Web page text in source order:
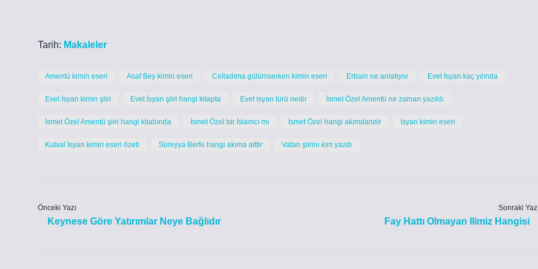
Tarih: Makaleler
Amentü kimin eseri Asaf Bey kimin eseri Celladıma gülümserken kimin eseri Erbain ne anlatıyor Evet İsyan kaç yılında
Evet İsyan kimin şiiri Evet İsyan şiiri hangi kitapta Evet isyan türü nedir İsmet Özel Amentü ne zaman yazıldı
İsmet Özel Amentü şiiri hangi kitabında İsmet Özel bir İslamcı mı İsmet Özel hangi akımdandır İsyan kimin eseri
Kutsal İsyan kimin eseri özeti Süreyya Berfe hangi akıma aittir Vatan şiirini kim yazdı
Önceki Yazı
Keynese Göre Yatırımlar Neye Bağlıdır
Sonraki
Fay Hattı Olmayan Ilimiz Hangisi